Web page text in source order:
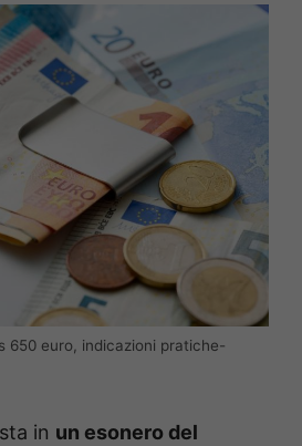
650 euro, indicazioni pratiche-
in un esonero del